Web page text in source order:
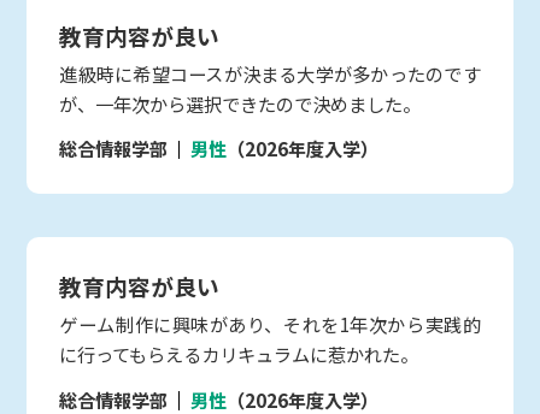
教育内容が良い
進級時に希望コースが決まる大学が多かったのです
が、一年次から選択できたので決めました。
総合情報学部
男性 （2026年度入学）
教育内容が良い
ゲーム制作に興味があり、それを1年次から実践的
に行ってもらえるカリキュラムに惹かれた。
総合情報学部
男性 （2026年度入学）